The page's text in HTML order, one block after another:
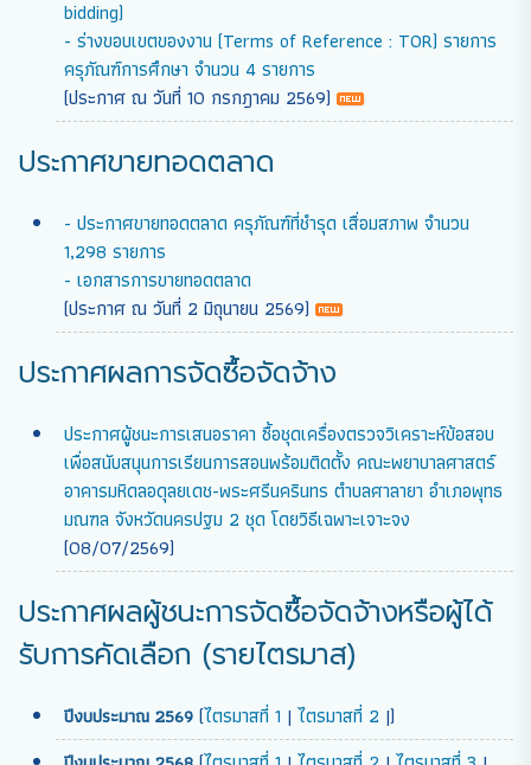
bidding)
- ร่างขอบเขตของงาน (Terms of Reference : TOR) รายการ
ครุภัณฑ์การศึกษา จำนวน 4 รายการ
(ประกาศ ณ วันที่ 10 กรกฎาคม 2569)
ประกาศขายทอดตลาด
- ประกาศขายทอดตลาด ครุภัณฑ์ที่ชำรุด เสื่อมสภาพ จำนวน
1,298 รายการ
- เอกสารการขายทอดตลาด
(ประกาศ ณ วันที่ 2 มิถุนายน 2569)
ประกาศผลการจัดซื้อจัดจ้าง
ประกาศผู้ชนะการเสนอราคา ซื้อชุดเครื่องตรวจวิเคราะห์ข้อสอบ
เพื่อสนับสนุนการเรียนการสอนพร้อมติดตั้ง คณะพยาบาลศาสตร์
อาคารมหิดลอดุลยเดช-พระศรีนครินทร ตำบลศาลายา อำเภอพุทธ
มณฑล จังหวัดนครปฐม 2 ชุด โดยวิธีเฉพาะเจาะจง
(08/07/2569)
ประกาศผลผู้ชนะการจัดซื้อจัดจ้างหรือผู้ได้
รับการคัดเลือก (รายไตรมาส)
ปีงบประมาณ 2569 (ไตรมาสที่ 1 | ไตรมาสที่ 2 |)